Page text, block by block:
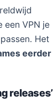
een VPN je
Het
eerder
releases’